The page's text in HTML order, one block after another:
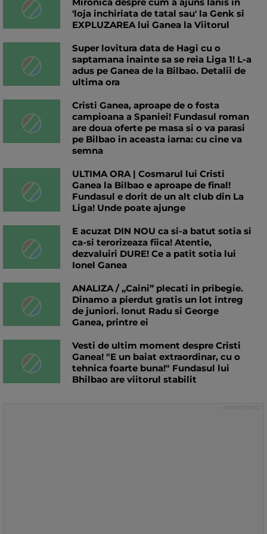
'loja inchiriata de tatal sau' la Genk si
EXPLUZAREA lui Ganea la Viitorul
Super lovitura data de Hagi cu o
saptamana inainte sa se reia Liga 1! L-a
adus pe Ganea de la Bilbao. Detalii de
ultima ora
Cristi Ganea, aproape de o fosta
campioana a Spaniei! Fundasul roman
are doua oferte pe masa si o va parasi
pe Bilbao in aceasta iarna: cu cine va
semna
ULTIMA ORA | Cosmarul lui Cristi
Ganea la Bilbao e aproape de final!
Fundasul e dorit de un alt club din La
Liga! Unde poate ajunge
E acuzat DIN NOU ca si-a batut sotia si
ca-si terorizeaza fiica! Atentie,
dezvaluiri DURE! Ce a patit sotia lui
Ionel Ganea
ANALIZA / „Caini” plecati in pribegie.
Dinamo a pierdut gratis un lot intreg
de juniori. Ionut Radu si George
Ganea, printre ei
Vesti de ultim moment despre Cristi
Ganea! "E un baiat extraordinar, cu o
tehnica foarte buna!" Fundasul lui
Bhilbao are viitorul stabilit